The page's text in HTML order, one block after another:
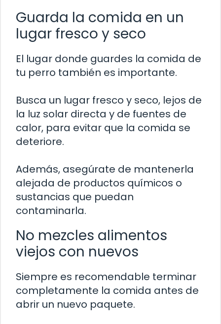
Guarda la comida en un
lugar fresco y seco
El lugar donde guardes la comida de
tu perro también es importante.
Busca un lugar fresco y seco, lejos de
la luz solar directa y de fuentes de
calor, para evitar que la comida se
deteriore.
Además, asegúrate de mantenerla
alejada de productos químicos o
sustancias que puedan
contaminarla.
No mezcles alimentos
viejos con nuevos
Siempre es recomendable terminar
completamente la comida antes de
abrir un nuevo paquete.